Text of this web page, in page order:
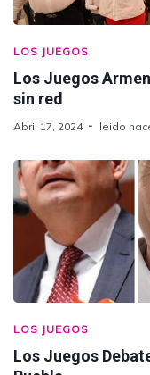
LOS JUEGOS
Los Juegos
sin red
Abril 17, 2024 leido
LOS JUEGOS
Los Juegos